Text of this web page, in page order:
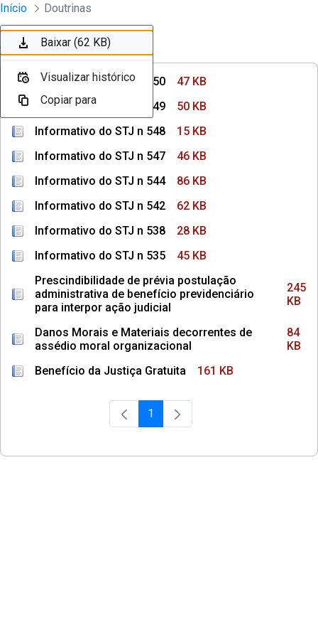
Pular para o Conteúdo principal
Instrumentos Jurídicos
Início Doutrinas
Ordenar Filtro
Informativo do STJ n 550
47 KB
Informativo do STJ n 549
50 KB
Informativo do STJ n 548
15 KB
Informativo do STJ n 547
46 KB
Informativo do STJ n 544
86 KB
Informativo do STJ n 542
62 KB
Informativo do STJ n 538
28 KB
Informativo do STJ n 535
45 KB
Prescindibilidade de prévia postulação
administrativa de benefício previdenciário
para interpor ação judicial
245
KB
Danos Morais e Materiais decorrentes de
assédio moral organizacional
84
KB
Benefício da Justiça Gratuita
161 KB
Página
1
Baixar (47 KB)
Visualizar histórico
Copiar para
Baixar (50 KB)
Visualizar histórico
Copiar para
Baixar (15 KB)
Visualizar histórico
Copiar para
Baixar (46 KB)
Visualizar histórico
Copiar para
Baixar (86 KB)
Visualizar histórico
Copiar para
Baixar (62 KB)
Visualizar histórico
Copiar para